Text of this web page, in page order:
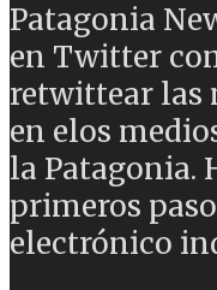
Patagonia
en Twitter
retwittear las
en elos
la Patagonia.
primeros
electrónico